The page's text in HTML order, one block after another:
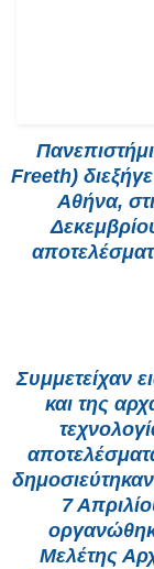
Freeth)
Αθήνα,
Συμμετείχαν
και της
7
Μελέτης